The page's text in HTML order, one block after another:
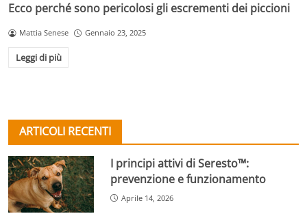
Ecco perché sono pericolosi gli escrementi dei piccioni
Mattia Senese Gennaio 23, 2025
Leggi di più
ARTICOLI RECENTI
I principi attivi di Seresto™:
prevenzione e funzionamento
Aprile 14, 2026